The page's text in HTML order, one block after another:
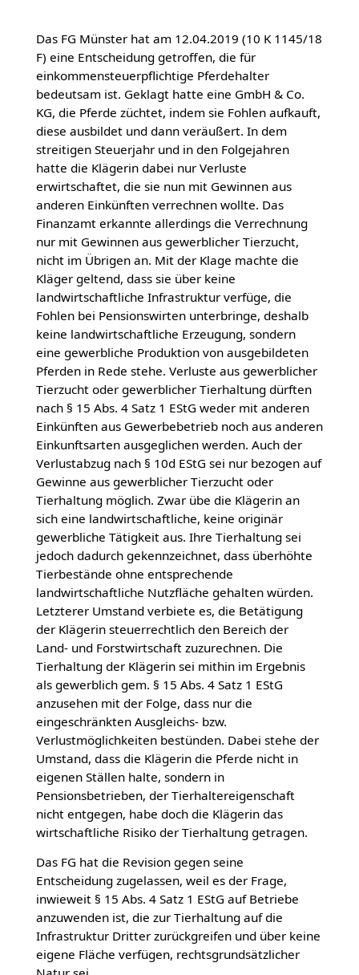
Das FG Münster hat am 12.04.2019 (10 K 1145/18
F) eine Entscheidung getroffen, die für
einkommensteuerpflichtige Pferdehalter
bedeutsam ist. Geklagt hatte eine GmbH & Co.
KG, die Pferde züchtet, indem sie Fohlen aufkauft,
diese ausbildet und dann veräußert. In dem
streitigen Steuerjahr und in den Folgejahren
hatte die Klägerin dabei nur Verluste
erwirtschaftet, die sie nun mit Gewinnen aus
anderen Einkünften verrechnen wollte. Das
Finanzamt erkannte allerdings die Verrechnung
nur mit Gewinnen aus gewerblicher Tierzucht,
nicht im Übrigen an. Mit der Klage machte die
Kläger geltend, dass sie über keine
landwirtschaftliche Infrastruktur verfüge, die
Fohlen bei Pensionswirten unterbringe, deshalb
keine landwirtschaftliche Erzeugung, sondern
eine gewerbliche Produktion von ausgebildeten
Pferden in Rede stehe. Verluste aus gewerblicher
Tierzucht oder gewerblicher Tierhaltung dürften
nach § 15 Abs. 4 Satz 1 EStG weder mit anderen
Einkünften aus Gewerbebetrieb noch aus anderen
Einkunftsarten ausgeglichen werden. Auch der
Verlustabzug nach § 10d EStG sei nur bezogen auf
Gewinne aus gewerblicher Tierzucht oder
Tierhaltung möglich. Zwar übe die Klägerin an
sich eine landwirtschaftliche, keine originär
gewerbliche Tätigkeit aus. Ihre Tierhaltung sei
jedoch dadurch gekennzeichnet, dass überhöhte
Tierbestände ohne entsprechende
landwirtschaftliche Nutzfläche gehalten würden.
Letzterer Umstand verbiete es, die Betätigung
der Klägerin steuerrechtlich den Bereich der
Land- und Forstwirtschaft zuzurechnen. Die
Tierhaltung der Klägerin sei mithin im Ergebnis
als gewerblich gem. § 15 Abs. 4 Satz 1 EStG
anzusehen mit der Folge, dass nur die
eingeschränkten Ausgleichs- bzw.
Verlustmöglichkeiten bestünden. Dabei stehe der
Umstand, dass die Klägerin die Pferde nicht in
eigenen Ställen halte, sondern in
Pensionsbetrieben, der Tierhaltereigenschaft
nicht entgegen, habe doch die Klägerin das
wirtschaftliche Risiko der Tierhaltung getragen.
Das FG hat die Revision gegen seine
Entscheidung zugelassen, weil es der Frage,
inwieweit § 15 Abs. 4 Satz 1 EStG auf Betriebe
anzuwenden ist, die zur Tierhaltung auf die
Infrastruktur Dritter zurückgreifen und über keine
eigene Fläche verfügen, rechtsgrundsätzlicher